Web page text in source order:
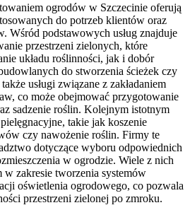
ogrodów w Szczecinie oferują
do potrzeb klientów oraz
Wśród podstawowych usług znajduje
przestrzeni zielonych, które
układu roślinności, jak i dobór
do stworzenia ścieżek czy
usługi związane z zakładaniem
co może obejmować przygotowanie
sadzenie roślin. Kolejnym istotnym
takie jak koszenie
czy nawożenie roślin. Firmy te
dotyczące wyboru odpowiednich
w ogrodzie. Wiele z nich
w zakresie tworzenia systemów
oświetlenia ogrodowego, co pozwala
przestrzeni zielonej po zmroku.